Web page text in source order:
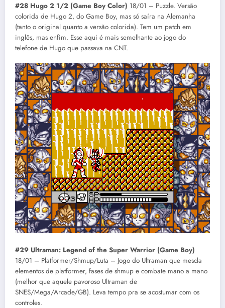
#28 Hugo 2 1/2 (Game Boy Color) 18/01 – Puzzle. Versão
colorida de Hugo 2, do Game Boy, mas só saíra na Alemanha
(tanto o original quanto a versão colorida). Tem um patch em
inglês, mas enfim. Esse aqui é mais semelhante ao jogo do
telefone de Hugo que passava na CNT.
#29 Ultraman: Legend of the Super Warrior (Game Boy)
18/01 – Platformer/Shmup/Luta – Jogo do Ultraman que mescla
elementos de platformer, fases de shmup e combate mano a mano
(melhor que aquele pavoroso Ultraman de
SNES/Mega/Arcade/GB). Leva tempo pra se acostumar com os
controles.